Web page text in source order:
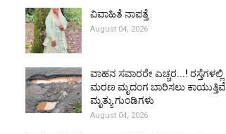
ವಿವಾಹಿತೆ ನಾಪತ್ತೆ
August 04, 2026
ವಾಹನ ಸವಾರರೇ ಎಚ್ಚರ...! ರಸ್ತೆಗಳಲ್ಲಿ
ಮರಣ ಮೃದಂಗ ಬಾರಿಸಲು ಕಾಯುತ್ತಿವೆ
ಮೃತ್ಯು ಗುಂಡಿಗಳು
August 04, 2026